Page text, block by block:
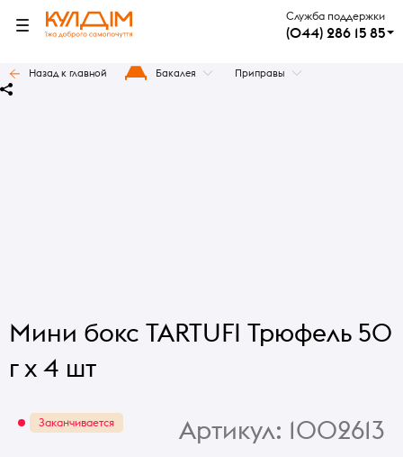
Служба поддержки
(044) 286 15 85
Назад к главной Бакалея Приправы
Мини бокс TARTUFI Трюфель 50
г х 4 шт
Заканчивается Артикул: 1002613